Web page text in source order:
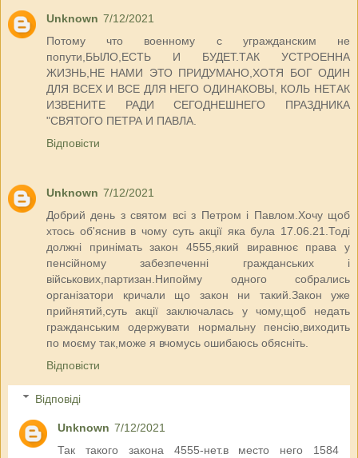
Unknown 7/12/2021
Потому что военному с угражданским не
попути,БЫЛО,ЕСТЬ И БУДЕТ.ТАК УСТРОЕННА
ЖИЗНЬ,НЕ НАМИ ЭТО ПРИДУМАНО,ХОТЯ БОГ ОДИН
ДЛЯ ВСЕХ И ВСЕ ДЛЯ НЕГО ОДИНАКОВЫ, КОЛЬ НЕТАК
ИЗВЕНИТЕ РАДИ СЕГОДНЕШНЕГО ПРАЗДНИКА
"СВЯТОГО ПЕТРА И ПАВЛА.
Відповісти
Unknown 7/12/2021
Добрий день з святом всі з Петром і Павлом.Хочу щоб
хтось об'яснив в чому суть акції яка була 17.06.21.Тоді
должні принімать закон 4555,який виравнює права у
пенсійному забезпеченні гражданських і
військових,партизан.Нипойму одного собрались
організатори кричали що закон ни такий.Закон уже
прийнятий,суть акції заключалась у чому,щоб недать
гражданським одержувати нормальну пенсію,виходить
по моєму так,може я вчомусь ошибаюсь обясніть.
Відповісти
Відповіді
Unknown 7/12/2021
Так такого закона 4555-нет.в место него 1584